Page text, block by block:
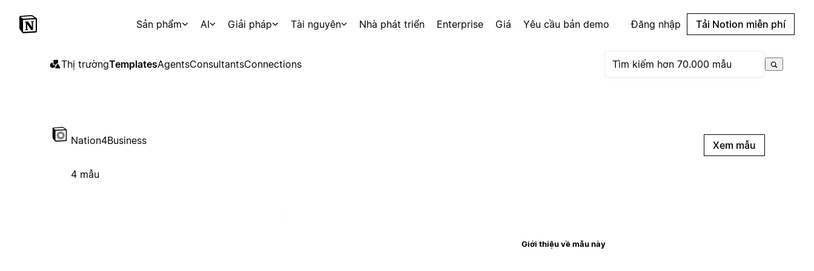
Sản phẩm AI Giải pháp Tài nguyên Nhà phát triển Enterprise Giá Yêu cầu bản demo Đăng nhập Tải Notion miễn phí
Thị trườngTemplatesAgentsConsultantsConnections
Nation4Business
4 mẫu
Xem mẫu
Giới thiệu về mẫu này